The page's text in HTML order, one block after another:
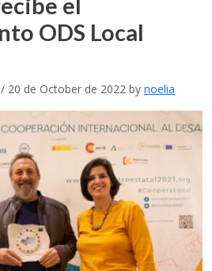
el
ODS Local
/ 20 de October de 2022 by noelia